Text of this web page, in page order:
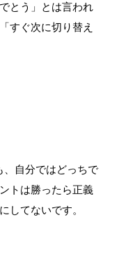
とう」とは言われ
すぐ次に切り替え
自分ではどっちで
トは勝ったら正義
してないです。